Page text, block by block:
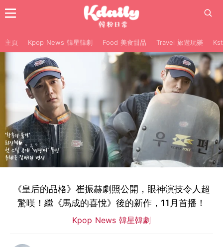
主頁 Kpop News 韓星韓劇 Food 美食甜品 Travel 旅遊玩樂
《皇后的品格》崔振赫劇照公開，眼神演技令人超
驚嘆！繼《馬成的喜悅》後的新作，11月首播！
Kpop News 韓星韓劇